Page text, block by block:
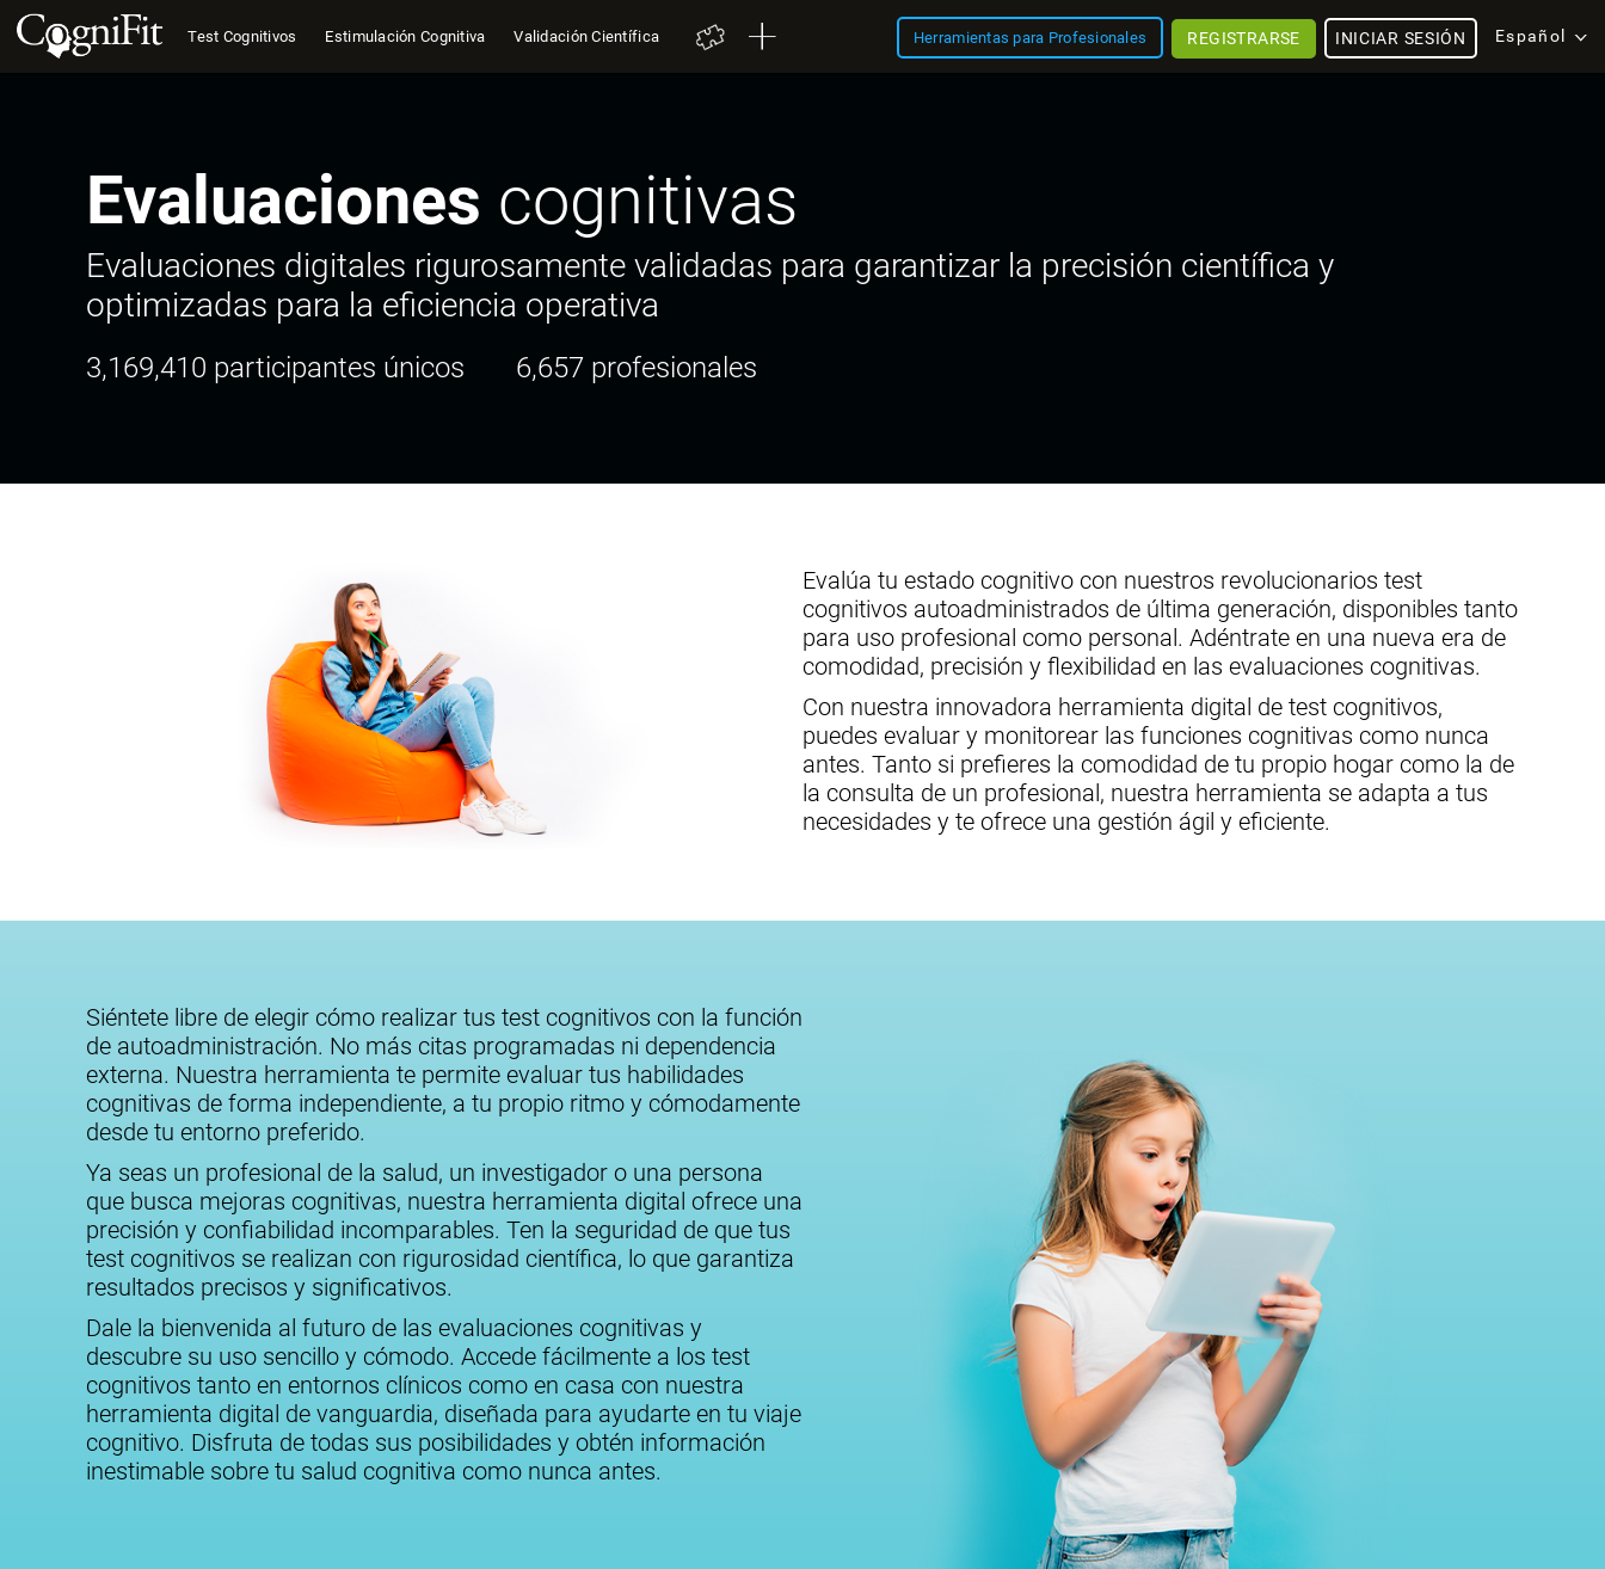
Test Cognitivos Estimulación Cognitiva Validación Científica Herramientas para Profesionales Español
INICIAR SESIÓN
REGISTRARSE
Evaluaciones cognitivas
Evaluaciones digitales rigurosamente validadas para garantizar la precisión científica y
optimizadas para la eficiencia operativa
3,169,410 participantes únicos 6,657 profesionales
Evalúa tu estado cognitivo con nuestros revolucionarios test
cognitivos autoadministrados de última generación, disponibles tanto
para uso profesional como personal. Adéntrate en una nueva era de
comodidad, precisión y flexibilidad en las evaluaciones cognitivas.
Con nuestra innovadora herramienta digital de test cognitivos,
puedes evaluar y monitorear las funciones cognitivas como nunca
antes. Tanto si prefieres la comodidad de tu propio hogar como la de
la consulta de un profesional, nuestra herramienta se adapta a tus
necesidades y te ofrece una gestión ágil y eficiente.
Siéntete libre de elegir cómo realizar tus test cognitivos con la función
de autoadministración. No más citas programadas ni dependencia
externa. Nuestra herramienta te permite evaluar tus habilidades
cognitivas de forma independiente, a tu propio ritmo y cómodamente
desde tu entorno preferido.
Ya seas un profesional de la salud, un investigador o una persona
que busca mejoras cognitivas, nuestra herramienta digital ofrece una
precisión y confiabilidad incomparables. Ten la seguridad de que tus
test cognitivos se realizan con rigurosidad científica, lo que garantiza
resultados precisos y significativos.
Dale la bienvenida al futuro de las evaluaciones cognitivas y
descubre su uso sencillo y cómodo. Accede fácilmente a los test
cognitivos tanto en entornos clínicos como en casa con nuestra
herramienta digital de vanguardia, diseñada para ayudarte en tu viaje
cognitivo. Disfruta de todas sus posibilidades y obtén información
inestimable sobre tu salud cognitiva como nunca antes.